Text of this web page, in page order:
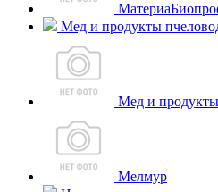
Мед и продукты
Мед и продукты
Мелмур